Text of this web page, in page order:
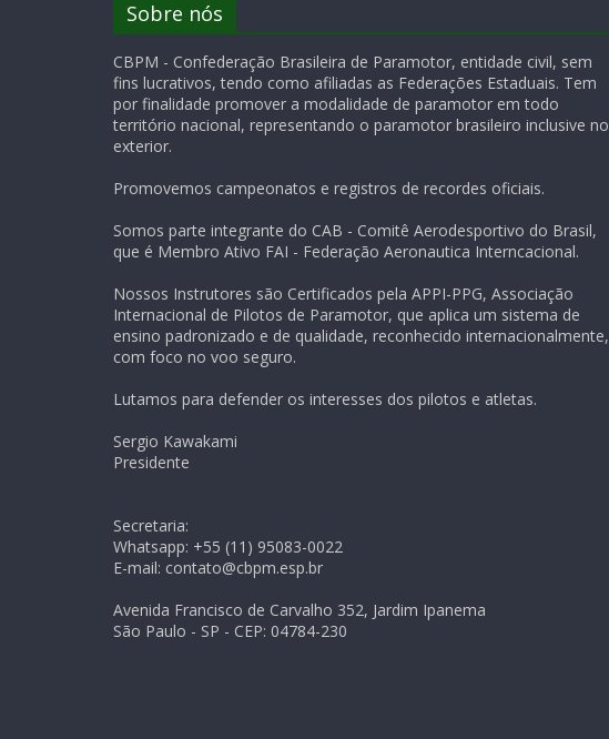
Sobre nós
CBPM - Confederação Brasileira de Paramotor, entidade civil, sem
fins lucrativos, tendo como afiliadas as Federações Estaduais. Tem
por finalidade promover a modalidade de paramotor em todo
território nacional, representando o paramotor brasileiro inclusive no
exterior.
Promovemos campeonatos e registros de recordes oficiais.
Somos parte integrante do CAB - Comitê Aerodesportivo do Brasil,
que é Membro Ativo FAI - Federação Aeronautica Interncacional.
Nossos Instrutores são Certificados pela APPI-PPG, Associação
Internacional de Pilotos de Paramotor, que aplica um sistema de
ensino padronizado e de qualidade, reconhecido internacionalmente,
com foco no voo seguro.
Lutamos para defender os interesses dos pilotos e atletas.
Sergio Kawakami
Presidente
Secretaria:
Whatsapp: +55 (11) 95083-0022
E-mail: contato@cbpm.esp.br
Avenida Francisco de Carvalho 352, Jardim Ipanema
São Paulo - SP - CEP: 04784-230